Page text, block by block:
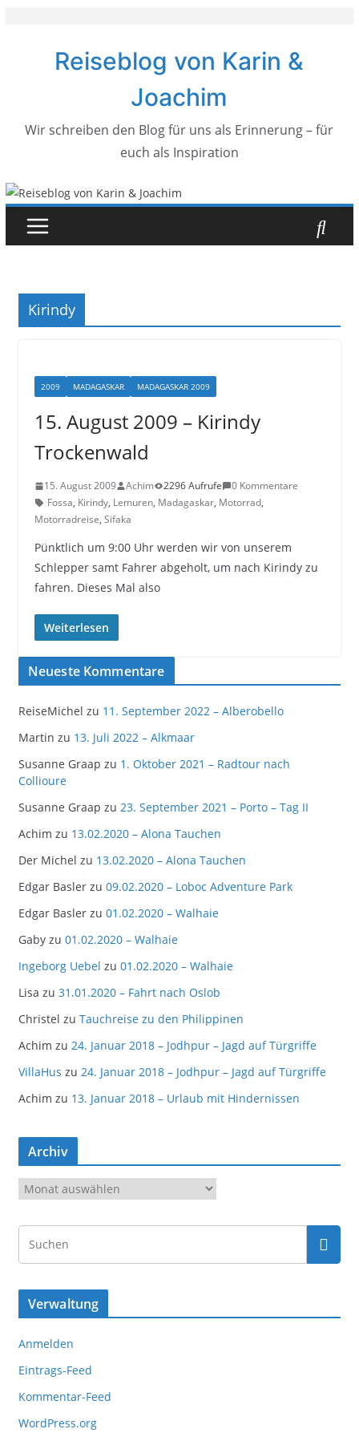
Reiseblog von Karin &
Joachim
Wir schreiben den Blog für uns als Erinnerung – für
euch als Inspiration
Kirindy
2009 MADAGASKAR MADAGASKAR 2009
15. August 2009 – Kirindy
Trockenwald
15. August 2009 Achim 2296 Aufrufe
0 Kommentare
Fossa, Kirindy, Lemuren, Madagaskar, Motorrad,
Motorradreise, Sifaka
Pünktlich um 9:00 Uhr werden wir von unserem
Schlepper samt Fahrer abgeholt, um nach Kirindy zu
fahren. Dieses Mal also
Weiterlesen
Neueste Kommentare
ReiseMichel zu 11. September 2022 – Alberobello
Martin zu 13. Juli 2022 – Alkmaar
Susanne Graap zu 1. Oktober 2021 – Radtour nach
Collioure
Susanne Graap zu 23. September 2021 – Porto – Tag II
Achim zu 13.02.2020 – Alona Tauchen
Der Michel zu 13.02.2020 – Alona Tauchen
Edgar Baslerzu 09.02.2020 – Loboc Adventure Park
Edgar Baslerzu 01.02.2020 – Walhaie
Gabyzu 01.02.2020 – Walhaie
Ingeborg Uebel zu 01.02.2020 – Walhaie
Lisa zu 31.01.2020 – Fahrt nach Oslob
Christel zu Tauchreise zu den Philippinen
Achim zu 24. Januar 2018 – Jodhpur – Jagd auf Türgriffe
VillaHus zu 24. Januar 2018 – Jodhpur – Jagd auf Türgriffe
Achim zu 13. Januar 2018 – Urlaub mit Hindernissen
Archiv
c
i
v
Verwaltung
Anmelden
Eintrags-Feed
Kommentar-Feed
WordPress.org